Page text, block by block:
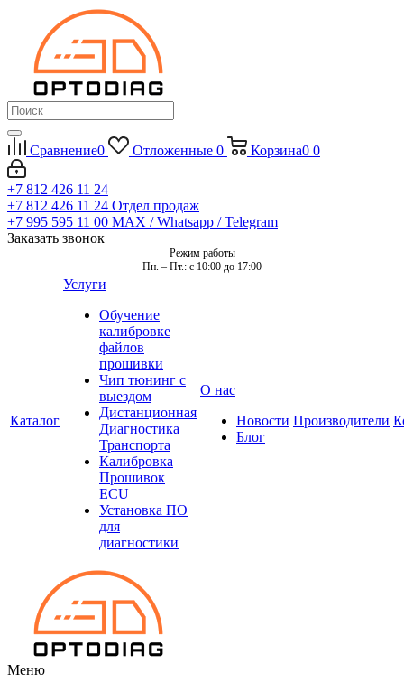
Сравнение0 Отложенные 0 Корзина0 0
+7 812 426 11 24
+7 812 426 11 24 Отдел продаж
+7 995 595 11 00 MAX / Whatsapp / Telegram
Заказать звонок
Режим работы
Пн. – Пт.: с 10:00 до 17:00
Каталог
Услуги
Обучение
калибровке
файлов
прошивки
Чип тюнинг с
выездом
Дистанционная
Диагностика
Транспорта
Калибровка
Прошивок
ECU
Установка ПО
для
диагностики
О нас
Новости
Блог
Производители
Меню